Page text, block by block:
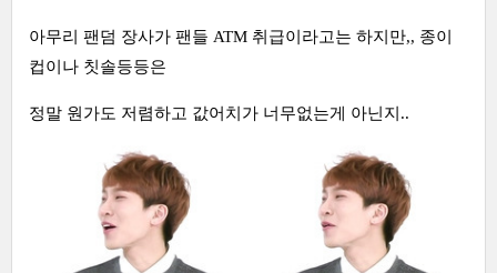
아무리 팬덤 장사가 팬들 ATM 취급이라고는 하지만,, 종이
컵이나 칫솔등등은
정말 원가도 저렴하고 값어치가 너무없는게 아닌지..